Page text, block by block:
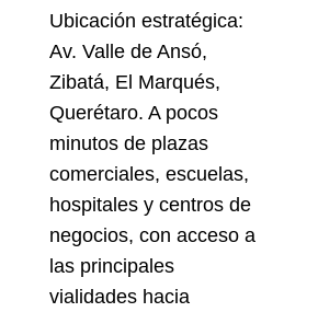
Ubicación estratégica:
Av. Valle de Ansó,
Zibatá, El Marqués,
Querétaro. A pocos
minutos de plazas
comerciales, escuelas,
hospitales y centros de
negocios, con acceso a
las principales
vialidades hacia